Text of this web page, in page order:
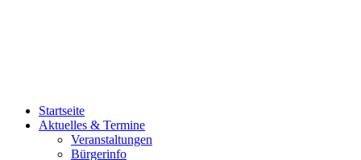
Startseite
Aktuelles & Termine
Veranstaltungen
Bürgerinfo